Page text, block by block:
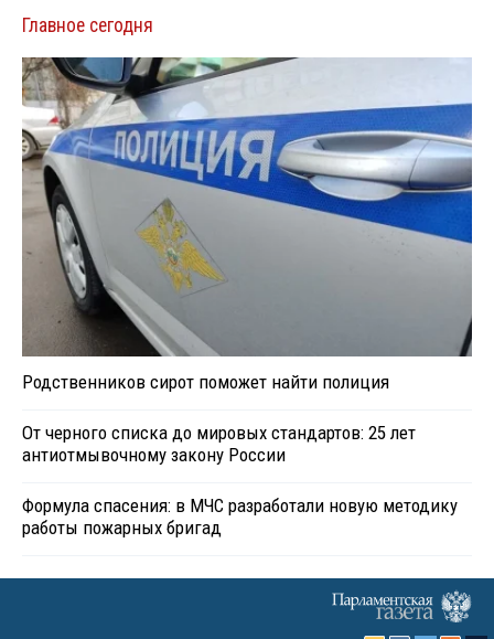
Главное сегодня
Родственников сирот поможет найти полиция
От черного списка до мировых стандартов: 25 лет
антиотмывочному закону России
Формула спасения: в МЧС разработали новую методику
работы пожарных бригад